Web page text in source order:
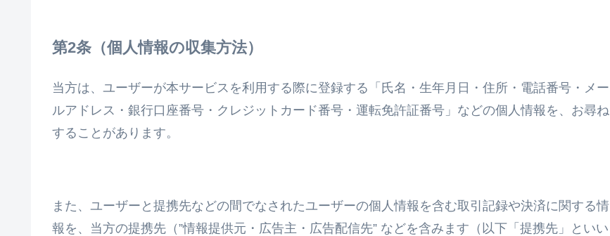
個人情報の収集方法
当方は、ユーザーが本サービスを利用する際に登録する「氏名・生年月日・住所・電話番号・メー
ルアドレス・銀行口座番号・クレジットカード番号・運転免許証番号」などの個人情報を、お尋ね
することがあります。
また、ユーザーと提携先などの間でなされたユーザーの個人情報を含む取引記録や決済に関する情
報を、当方の提携先（”情報提供元・広告主・広告配信先” などを含みます（以下「提携先」といい